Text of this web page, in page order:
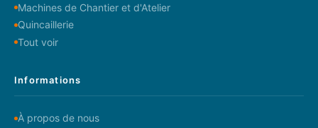
Machines de Chantier et d'Atelier
Quincaillerie
Tout voir
Informations
À propos de nous